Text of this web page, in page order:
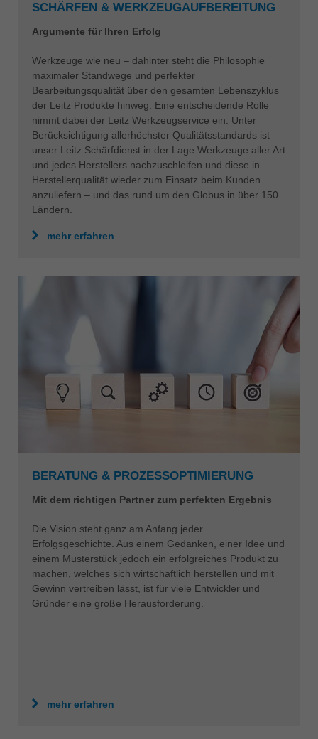
SCHÄRFEN & WERKZEUGAUFBEREITUNG
Argumente für Ihren Erfolg
Werkzeuge wie neu – dahinter steht die Philosophie
maximaler Standwege und perfekter
Bearbeitungsqualität über den gesamten Lebenszyklus
der Leitz Produkte hinweg. Eine entscheidende Rolle
nimmt dabei der Leitz Werkzeugservice ein. Unter
Berücksichtigung allerhöchster Qualitätsstandards ist
unser Leitz Schärfdienst in der Lage Werkzeuge aller Art
und jedes Herstellers nachzuschleifen und diese in
Herstellerqualität wieder zum Einsatz beim Kunden
anzuliefern – und das rund um den Globus in über 150
Ländern.
mehr erfahren
BERATUNG & PROZESSOPTIMIERUNG
Mit dem richtigen Partner zum perfekten Ergebnis
Die Vision steht ganz am Anfang jeder
Erfolgsgeschichte. Aus einem Gedanken, einer Idee und
einem Musterstück jedoch ein erfolgreiches Produkt zu
machen, welches sich wirtschaftlich herstellen und mit
Gewinn vertreiben lässt, ist für viele Entwickler und
Gründer eine große Herausforderung.
mehr erfahren